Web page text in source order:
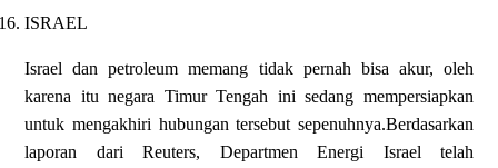
ISRAEL
Israel dan petroleum memang tidak pernah bisa akur, oleh
karena itu negara Timur Tengah ini sedang mempersiapkan
untuk mengakhiri hubungan tersebut sepenuhnya.Berdasarkan
laporan dari Reuters, Departmen Energi Israel telah